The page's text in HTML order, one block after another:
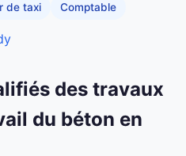
de taxi Comptable
des travaux
du béton en